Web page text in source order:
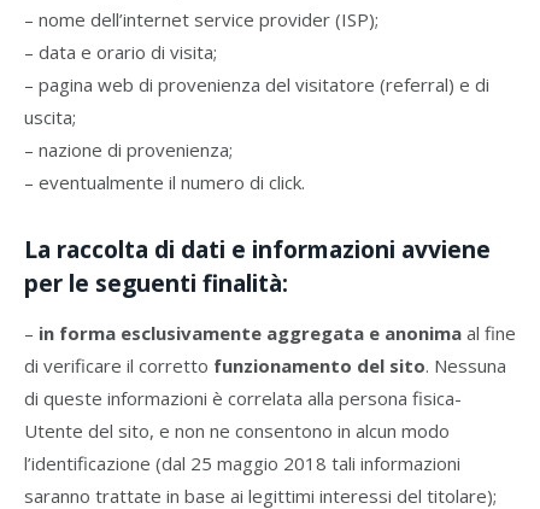
– nome dell’internet service provider (ISP);
– data e orario di visita;
– pagina web di provenienza del visitatore (referral) e di
uscita;
– nazione di provenienza;
– eventualmente il numero di click.
La raccolta di dati e informazioni avviene
per le seguenti finalità:
– in forma esclusivamente aggregata e anonima al fine
di verificare il corretto funzionamento del sito. Nessuna
di queste informazioni è correlata alla persona fisica-
Utente del sito, e non ne consentono in alcun modo
l’identificazione (dal 25 maggio 2018 tali informazioni
saranno trattate in base ai legittimi interessi del titolare);